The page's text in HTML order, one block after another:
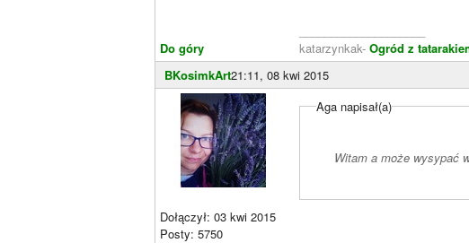
Do góry
katarzynkak- Ogród z
BKosimkArt21:11, 08 kwi 2015
Dołączył: 03 kwi 2015
Posty: 5750
Aga napisał(a)
Witam a może wysypać